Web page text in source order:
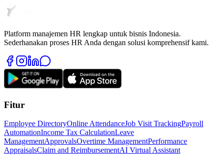
Platform manajemen HR lengkap untuk bisnis Indonesia.
Sederhanakan proses HR Anda dengan solusi komprehensif kami.
Fitur
Employee DirectoryOnline AttendanceJob Visit TrackingPayroll
AutomationIncome Tax CalculationLeave
ManagementApprovalsOvertime ManagementPerformance
AppraisalsClaim and ReimbursementAI Virtual Assistant